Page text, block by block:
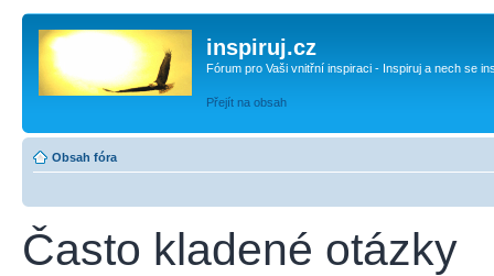
inspiruj.cz
Fórum pro Vaši vnitřní inspiraci - Inspiruj a nech se
Přejít na obsah
Obsah fóra
Často kladené otázky